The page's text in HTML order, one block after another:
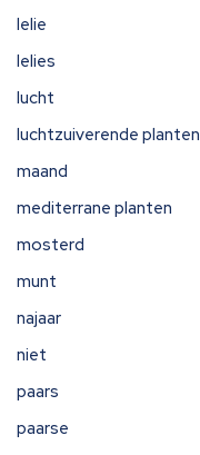
lelie
lelies
lucht
luchtzuiverende planten
maand
mediterrane planten
mosterd
munt
najaar
niet
paars
paarse